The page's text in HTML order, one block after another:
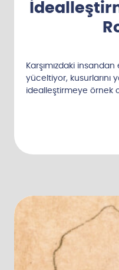
Karşımızdaki
yüceltiyor, kusurlarını
idealleştirmeye örnek